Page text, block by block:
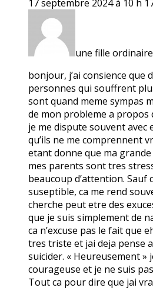
17 septembre 2024 à 10 h
une fille ordinaire
bonjour, j’ai consience que
personnes qui souffrent
sont quand meme sympas
de mon probleme a propos
je me dispute souvent avec
qu’ils ne me comprennent
etant donne que ma
mes parents sont tres
beaucoup d’attention. Sauf
suseptible, ca me rend
cherche peut etre des
que je suis simplement de
ca n’excuse pas le fait que
tres triste et jai deja pense
suicider. « Heureusement »
courageuse et je ne suis
Tout ca pour dire que jai